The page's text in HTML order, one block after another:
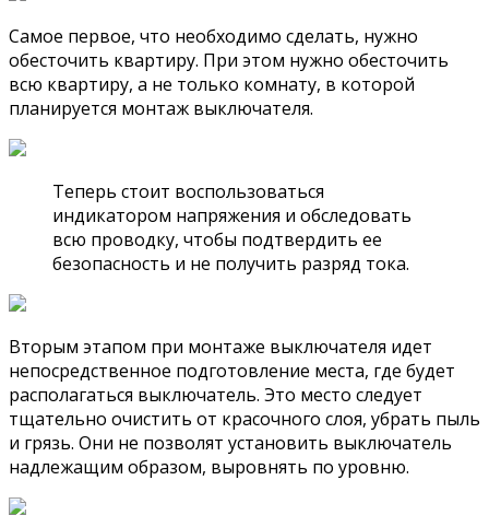
Самое первое, что необходимо сделать, нужно
обесточить квартиру. При этом нужно обесточить
всю квартиру, а не только комнату, в которой
планируется монтаж выключателя.
Теперь стоит воспользоваться
индикатором напряжения и обследовать
всю проводку, чтобы подтвердить ее
безопасность и не получить разряд тока.
Вторым этапом при монтаже выключателя идет
непосредственное подготовление места, где будет
располагаться выключатель. Это место следует
тщательно очистить от красочного слоя, убрать пыль
и грязь. Они не позволят установить выключатель
надлежащим образом, выровнять по уровню.